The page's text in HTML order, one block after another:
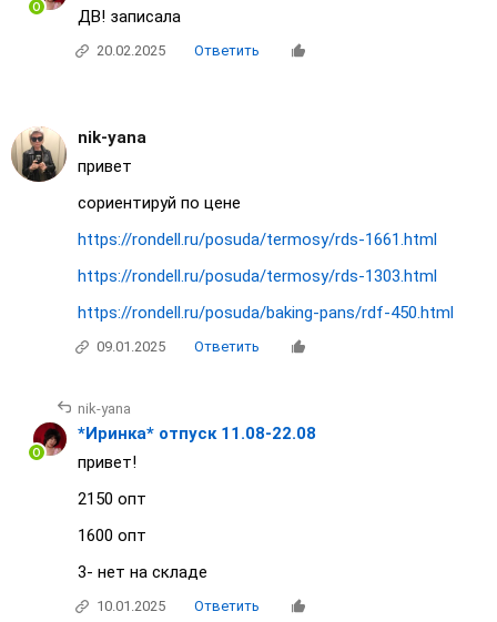
ДВ! записала
20.02.2025 Ответить
nik-yana
привет
сориентируй по цене
https://rondell.ru/posuda/termosy/rds-1661.html
https://rondell.ru/posuda/termosy/rds-1303.html
https://rondell.ru/posuda/baking-pans/rdf-450.html
09.01.2025 Ответить
nik-yana
*Иринка* отпуск 11.08-22.08
привет!
2150 опт
1600 опт
3- нет на складе
10.01.2025 Ответить